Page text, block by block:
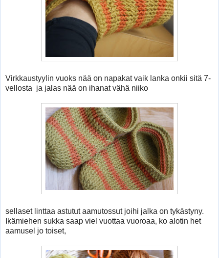
Virkkaustyylin vuoks nää on napakat vaik lanka onkii sitä 7-
vellosta ja jalas nää on ihanat vähä niiko
sellaset linttaa astutut aamutossut joihi jalka on tykästyny.
Ikämiehen sukka saap viel vuottaa vuoroaa, ko alotin het
aamusel jo toiset,